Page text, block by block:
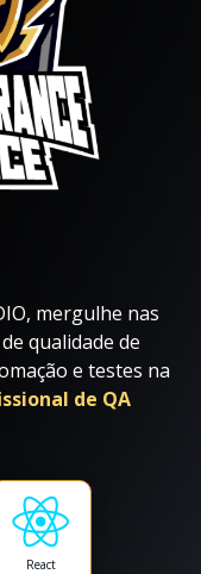
mergulhe nas
qualidade de
e testes na
de QA
React